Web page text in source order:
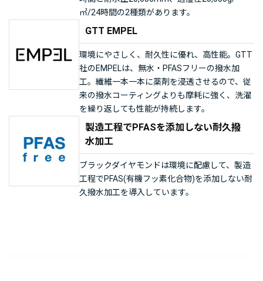
㎡/24時間の2種類があります。
GTT EMPEL
環境にやさしく、耐久性に優れ、高性能。GTT
社のEMPELは、無水・PFASフリーの撥水加
工。繊維一本一本に薬剤を浸透させるので、従
来の撥水コーティングよりも摩耗に強く、洗濯
を繰り返しても性能が持続します。
製造工程でPFASを添加しない耐久撥
水加工
ブラックダイヤモンドは環境に配慮して、製造
工程でPFAS(有機フッ素化合物)を添加しない耐
久撥水加工を導入しています。